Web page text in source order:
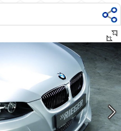
м.ВДНХ
д9 к2с5
|Маршрут пешком